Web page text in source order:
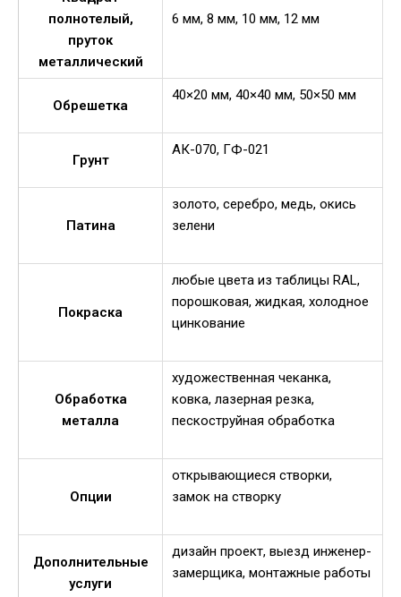
полнотелый,
пруток
металлический
6 мм, 8 мм, 10 мм, 12 мм
Обрешетка
40×20 мм, 40×40 мм, 50×50 мм
Грунт
АК-070, ГФ-021
Патина
золото, серебро, медь, окись
зелени
Покраска
любые цвета из таблицы RAL,
порошковая, жидкая, холодное
цинкование
Обработка
металла
художественная чеканка,
ковка, лазерная резка,
пескоструйная обработка
Опции
открывающиеся створки,
замок на створку
Дополнительные
услуги
дизайн проект, выезд инженер-
замерщика, монтажные работы